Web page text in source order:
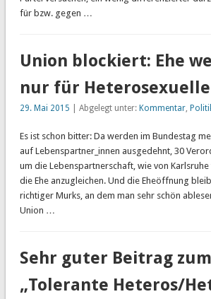
für bzw. gegen …
Union blockiert: Ehe
nur für Heterosexuelle
29. Mai 2015 | Abgelegt unter: Kommentar,
Es ist schon bitter: Da werden im Bundestag
auf Lebenspartner_innen ausgedehnt, 30
um die Lebenspartnerschaft, wie von
die Ehe anzugleichen. Und die Eheöffnung
richtiger Murks, an dem man sehr schön
Union …
Sehr guter Beitrag
„Tolerante Heteros/